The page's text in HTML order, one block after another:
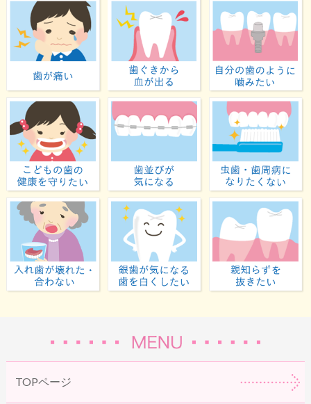
歯が痛い 歯ぐきから血が出る
子どもの歯の健康を守りたい歯並びが気になる
入れ歯が壊れた・合わない虫歯が気になる・歯
TOPページ